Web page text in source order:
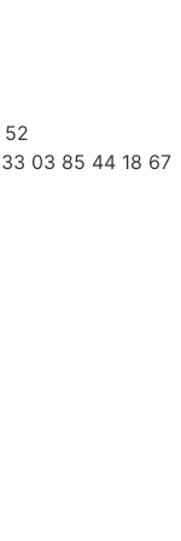
52
03 85 44 18 67